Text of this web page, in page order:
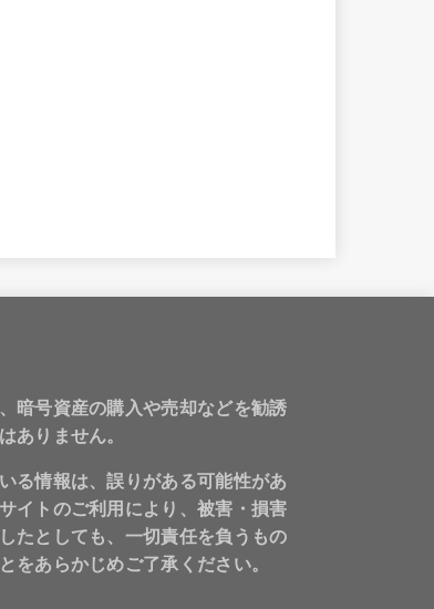
暗号資産の購入や売却などを勧誘
ありません。
る情報は、誤りがある可能性があ
イトのご利用により、被害・損害
たとしても、一切責任を負うもの
をあらかじめご了承ください。